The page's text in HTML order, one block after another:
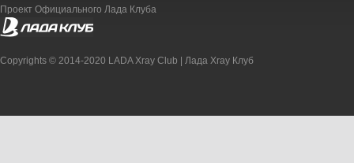
Проект Официального Лада Клуба
Copyrights © 2014-2020 LADA Xray Club | Лада Xray Клуб